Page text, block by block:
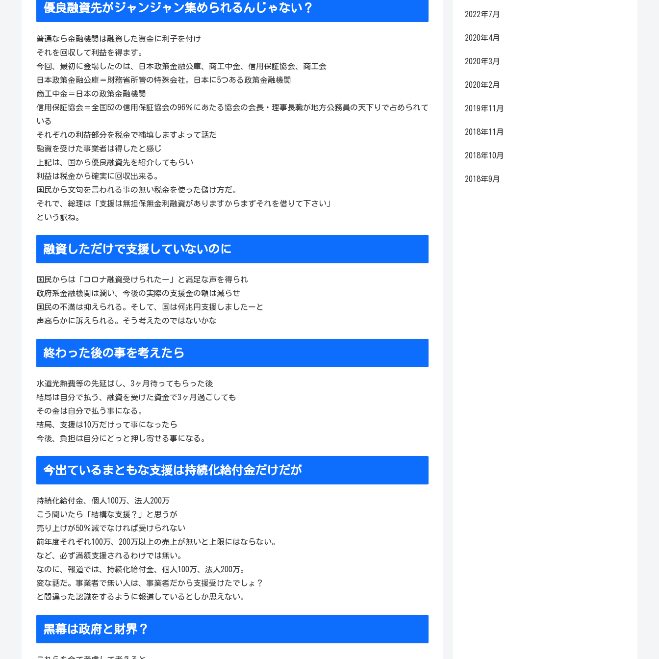
優良融資先がジャンジャン集められるんじゃない？
普通なら金融機関は融資した資金に利子を付け
それを回収して利益を得ます。
今回、最初に登場したのは、日本政策金融公庫、商工中金、信用保証協会、商工会
日本政策金融公庫＝財務省所管の特殊会社。日本に5つある政策金融機関
商工中金＝日本の政策金融機関
信用保証協会＝全国52の信用保証協会の96％にあたる協会の会長・理事長職が地方公務員の天下りで占められて
いる
それぞれの利益部分を税金で補填しますよって話だ
融資を受けた事業者は得したと感じ
上記は、国から優良融資先を紹介してもらい
利益は税金から確実に回収出来る。
国民から文句を言われる事の無い税金を使った儲け方だ。
それで、総理は「支援は無担保無金利融資がありますからまずそれを借りて下さい」
という訳ね。
融資しただけで支援していないのに
国民からは「コロナ融資受けられたー」と満足な声を得られ
政府系金融機関は潤い、今後の実際の支援金の額は減らせ
国民の不満は抑えられる。そして、国は何兆円支援しましたーと
声高らかに訴えられる。そう考えたのではないかな
終わった後の事を考えたら
水道光熱費等の先延ばし、3ヶ月待ってもらった後
結局は自分で払う、融資を受けた資金で3ヶ月過ごしても
その金は自分で払う事になる。
結局、支援は10万だけって事になったら
今後、負担は自分にどっと押し寄せる事になる。
今出ているまともな支援は持続化給付金だけだが
持続化給付金、個人100万、法人200万
こう聞いたら「結構な支援？」と思うが
売り上げが50％減でなければ受けられない
前年度それぞれ100万、200万以上の売上が無いと上限にはならない。
など、必ず満額支援されるわけでは無い。
なのに、報道では、持続化給付金、個人100万、法人200万。
変な話だ。事業者で無い人は、事業者だから支援受けたでしょ？
と間違った認識をするように報道しているとしか思えない。
黒幕は政府と財界？
2022年7月
2020年4月
2020年3月
2020年2月
2019年11月
2018年11月
2018年10月
2018年9月